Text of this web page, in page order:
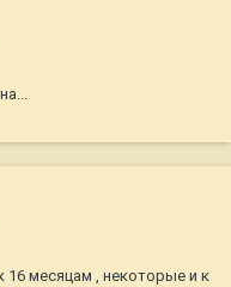
месяцам , некоторые и к